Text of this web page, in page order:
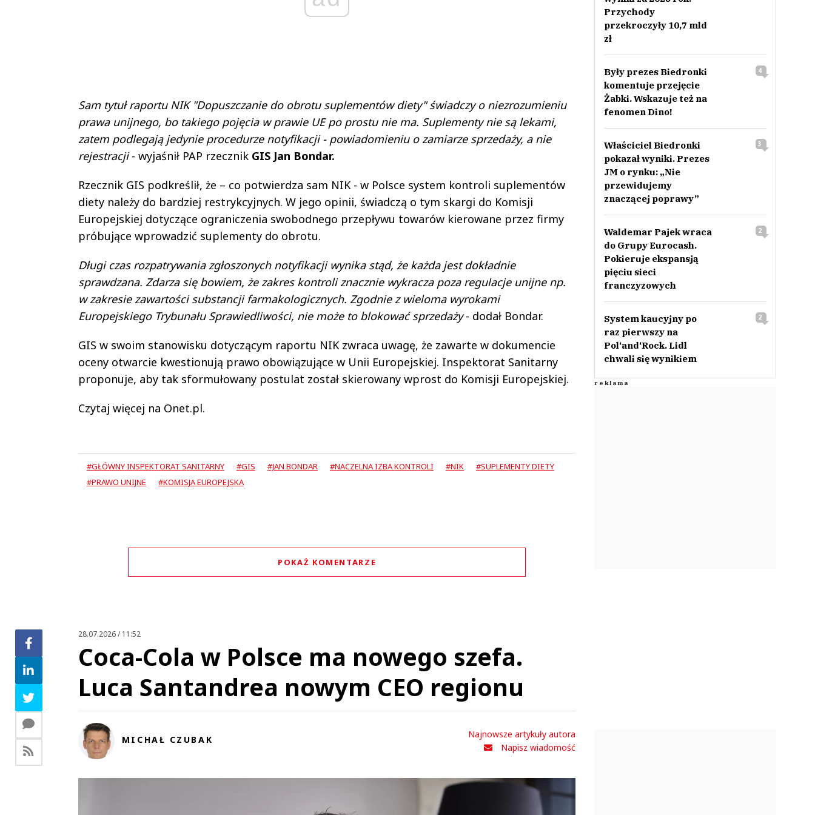
Sam tytuł raportu NIK "Dopuszczanie do obrotu suplementów diety" świadczy o niezrozumieniu
prawa unijnego, bo takiego pojęcia w prawie UE po prostu nie ma. Suplementy nie są lekami,
zatem podlegają jedynie procedurze notyfikacji - powiadomieniu o zamiarze sprzedaży, a nie
rejestracji- wyjaśnił PAP rzecznik GIS Jan Bondar.
Rzecznik GIS podkreślił, że – co potwierdza sam NIK - w Polsce system kontroli suplementów
diety należy do bardziej restrykcyjnych. W jego opinii, świadczą o tym skargi do Komisji
Europejskiej dotyczące ograniczenia swobodnego przepływu towarów kierowane przez firmy
próbujące wprowadzić suplementy do obrotu.
Długi czas rozpatrywania zgłoszonych notyfikacji wynika stąd, że każda jest dokładnie
sprawdzana. Zdarza się bowiem, że zakres kontroli znacznie wykracza poza regulacje unijne np.
w zakresie zawartości substancji farmakologicznych. Zgodnie z wieloma wyrokami
Europejskiego Trybunału Sprawiedliwości, nie może to blokować sprzedaży- dodał Bondar.
GIS w swoim stanowisku dotyczącym raportu NIK zwraca uwagę, że zawarte w dokumencie
oceny otwarcie kwestionują prawo obowiązujące w Unii Europejskiej. Inspektorat Sanitarny
proponuje, aby tak sformułowany postulat został skierowany wprost do Komisji Europejskiej.
Czytaj więcej na Onet.pl.
#GŁÓWNY INSPEKTORAT SANITARNY #GIS #JAN BONDAR #NACZELNA IZBA KONTROLI #NIK
#SUPLEMENTY DIETY
#PRAWO UNIJNE
#KOMISJA EUROPEJSKA
POKAŻ KOMENTARZE
Anuluj
Przychody
przekroczyły 10,7 mld
zł
Były prezes Biedronki
komentuje przejęcie
Żabki. Wskazuje też na
fenomen Dino!
4
Właściciel Biedronki
pokazał wyniki. Prezes
JM o rynku: „Nie
przewidujemy
znaczącej poprawy”
3
Waldemar Pajek wraca
do Grupy Eurocash.
Pokieruje ekspansją
pięciu sieci
franczyzowych
2
System kaucyjny po
raz pierwszy na
Pol‘and‘Rock. Lidl
chwali się wynikiem
2
28.07.2026 / 11:52
Coca-Cola w Polsce ma nowego szefa.
Luca Santandrea nowym CEO regionu
MICHAŁ CZUBAK
Najnowsze artykuły autora
Napisz wiadomość